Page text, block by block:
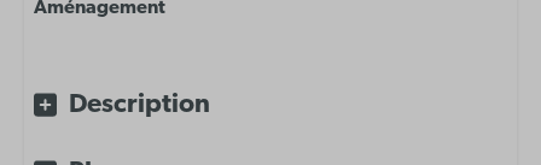
Aménagement
Description